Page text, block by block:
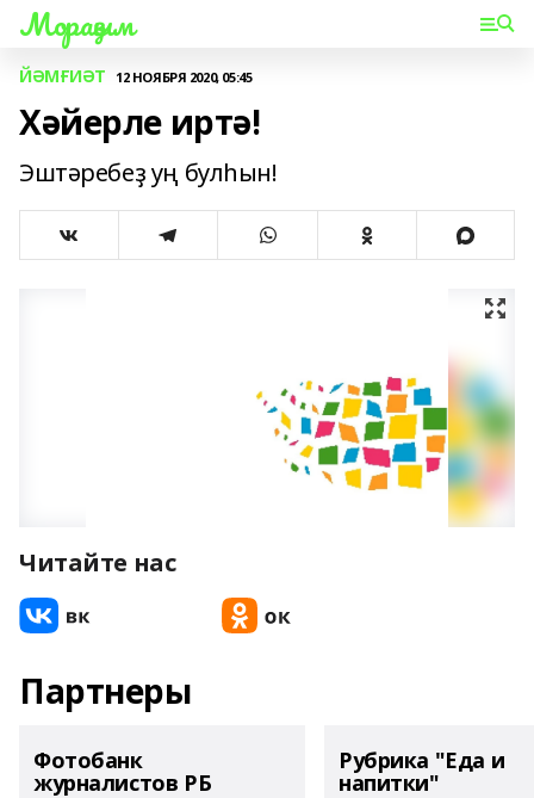
Мораҙым
ЙӘМҒИӘТ 12 НОЯБРЯ 2020, 05:45
Хәйерле иртә!
Эштәребеҙ уң булһын!
Читайте нас
Партнеры
Фотобанк
журналистов РБ
Рубрика "Еда и
напитки"